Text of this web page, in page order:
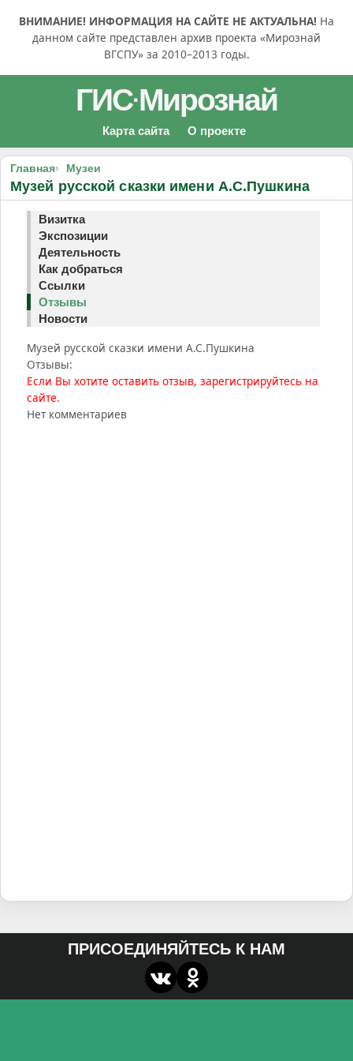
ВНИМАНИЕ! ИНФОРМАЦИЯ НА САЙТЕ НЕ АКТУАЛЬНА! На
данном сайте представлен архив проекта «Мирознай
ВГСПУ» за 2010–2013 годы.
ГИС·Мирознай
Карта сайта О проекте
Главная Музеи
Музей русской сказки имени А.С.Пушкина
Визитка
Экспозиции
Деятельность
Как добраться
Ссылки
Отзывы
Новости
Музей русской сказки имени А.С.Пушкина
Отзывы:
Если Вы хотите оставить отзыв, зарегистрируйтесь на
сайте.
Нет комментариев
ПРИСОЕДИНЯЙТЕСЬ К НАМ